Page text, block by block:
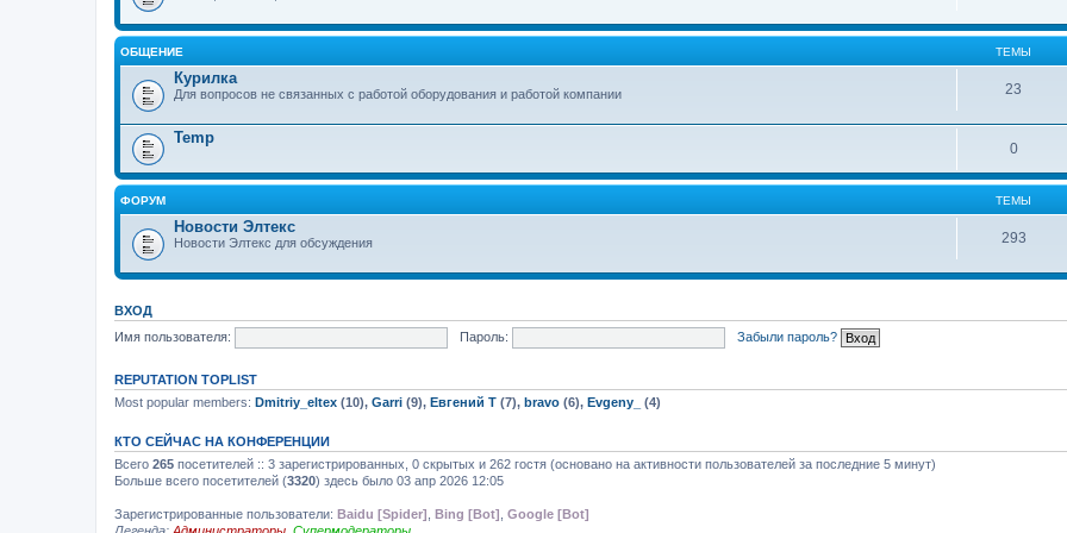
ОБЩЕНИЕ ТЕМЫ
Курилка
Для вопросов не связанных с работой оборудования и работой компании 23
Temp
0
ФОРУМ ТЕМЫ
Новости Элтекс
Новости Элтекс для обсуждения 293
ВХОД
Имя пользователя:
Пароль: Забыли пароль?
REPUTATION TOPLIST
Most popular members: Dmitriy_eltex (10), Garri (9), Евгений Т (7), bravo (6), Evgeny_ (4)
КТО СЕЙЧАС НА КОНФЕРЕНЦИИ
Всего 265 посетителей :: 3 зарегистрированных, 0 скрытых и 262 гостя (основано на активности пользователей за последние 5 минут)
Больше всего посетителей (3320) здесь было 03 апр 2026 12:05
Зарегистрированные пользователи: Baidu [Spider] Bing [Bot] Google [Bot]